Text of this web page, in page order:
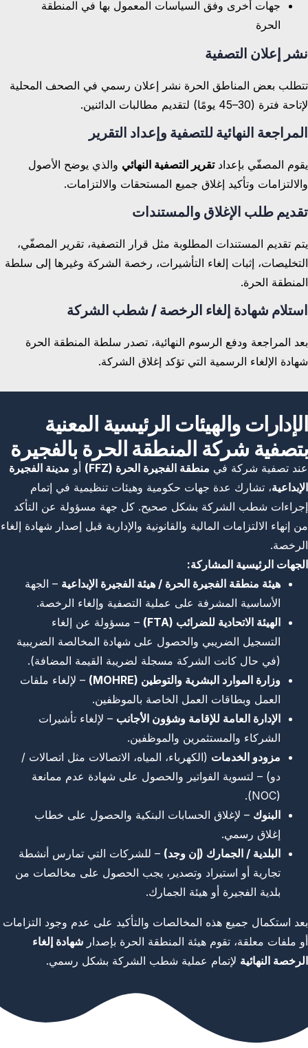
جهات أخرى وفق السياسات المعمول بها في المنطقة
الحرة
نشر إعلان التصفية
تتطلب بعض المناطق الحرة نشر إعلان رسمي في الصحف المحلية
لإتاحة فترة (30–45 يومًا) لتقديم مطالبات الدائنين.
المراجعة النهائية للتصفية وإعداد التقرير
يقوم المصفّي بإعدادتقرير التصفية النهائي والذي يوضح الأصول
والالتزامات وتأكيد إغلاق جميع المستحقات والالتزامات.
تقديم طلب الإغلاق والمستندات
يتم تقديم المستندات المطلوبة مثل قرار التصفية، تقرير المصفّي،
التخليصات، إثبات إلغاء التأشيرات، رخصة الشركة وغيرها إلى سلطة
المنطقة الحرة.
استلام شهادة إلغاء الرخصة / شطب الشركة
بعد المراجعة ودفع الرسوم النهائية، تصدر سلطة المنطقة الحرة
شهادة الإلغاء الرسمية التي تؤكد إغلاق الشركة.
الإدارات والهيئات الرئيسية المعنية
بتصفية شركة المنطقة الحرة بالفجيرة
عند تصفية شركة في منطقة الفجيرة الحرة (FFZ) أو مدينة الفجيرة
الإبداعية، تشارك عدة جهات حكومية وهيئات تنظيمية في إتمام
إجراءات شطب الشركة بشكل صحيح. كل جهة مسؤولة عن التأكد
من إنهاء الالتزامات المالية والقانونية والإدارية قبل إصدار شهادة إلغاء
الرخصة.
الجهات الرئيسية المشاركة:
هيئة منطقة الفجيرة الحرة / هيئة الفجيرة الإبداعية – الجهة
الأساسية المشرفة على عملية التصفية وإلغاء الرخصة.
الهيئة الاتحادية للضرائب (FTA)
– مسؤولة عن إلغاء
التسجيل الضريبي والحصول على شهادة المخالصة الضريبية
(في حال كانت الشركة مسجلة لضريبة القيمة المضافة).
وزارة الموارد البشرية والتوطين (MOHRE)
– لإلغاء ملفات
العمل وبطاقات العمل الخاصة بالموظفين.
الإدارة العامة للإقامة وشؤون الأجانب – لإلغاء تأشيرات
الشركاء والمستثمرين والموظفين.
مزودو الخدمات (الكهرباء، المياه، الاتصالات مثل اتصالات /
دو) – لتسوية الفواتير والحصول على شهادة عدم ممانعة
(NOC).
البنوك – لإغلاق الحسابات البنكية والحصول على خطاب
إغلاق رسمي.
البلدية / الجمارك (إن وجد) – للشركات التي تمارس أنشطة
تجارية أو استيراد وتصدير، يجب الحصول على مخالصات من
بلدية الفجيرة أو هيئة الجمارك.
بعد استكمال جميع هذه المخالصات والتأكيد على عدم وجود التزامات
أو ملفات معلقة، تقوم هيئة المنطقة الحرة بإصدار شهادة إلغاء
الرخصة النهائية لإتمام عملية شطب الشركة بشكل رسمي.